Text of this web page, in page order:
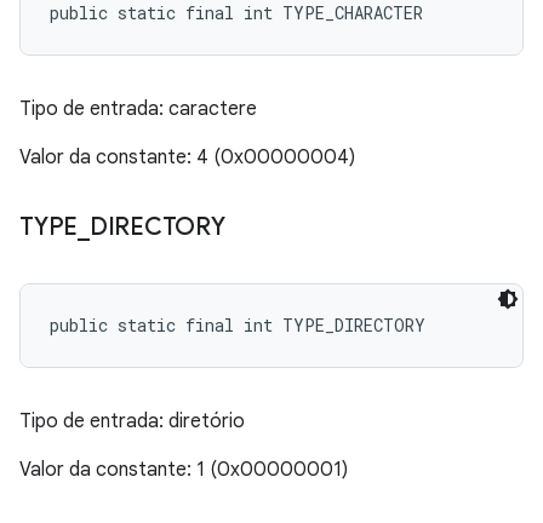
public static final int TYPE_CHARACTER
Tipo de entrada: caractere
Valor da constante: 4 (0x00000004)
TYPE DIRECTORY
public static final int TYPE_DIRECTORY
Tipo de entrada: diretório
Valor da constante: 1 (0x00000001)